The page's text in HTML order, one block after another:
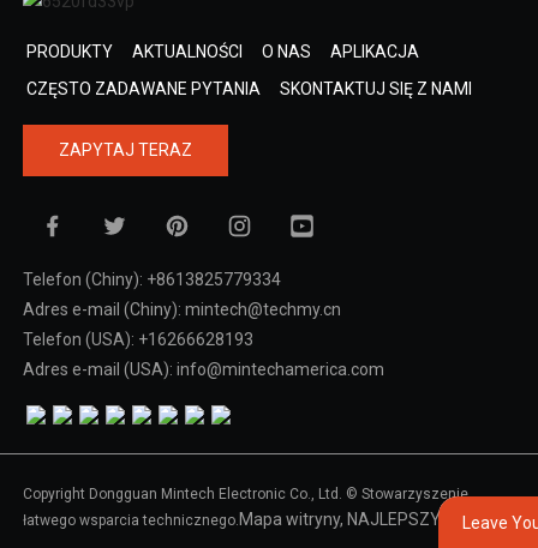
PRODUKTY AKTUALNOŚCI O NAS
APLIKACJA
CZĘSTO ZADAWANE PYTANIA
SKONTAKTUJ SIĘ Z NAMI
ZAPYTAJ TERAZ
Telefon (Chiny): +8613825779334
Adres e-mail (Chiny): mintech@techmy.cn
Telefon (USA): +16266628193
Adres e-mail (USA): info@mintechamerica.com
Copyright Dongguan Mintech Electronic Co., Ltd. © Stowarzyszenie
łatwego wsparcia technicznego. Mapa witryny, NAJLEPSZY BLOGLeave